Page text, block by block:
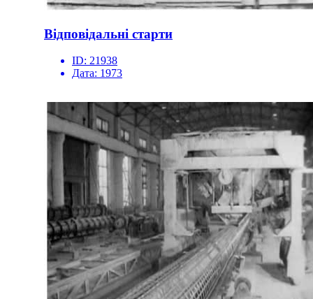
Відповідальні старти
ID: 21938
Дата: 1973